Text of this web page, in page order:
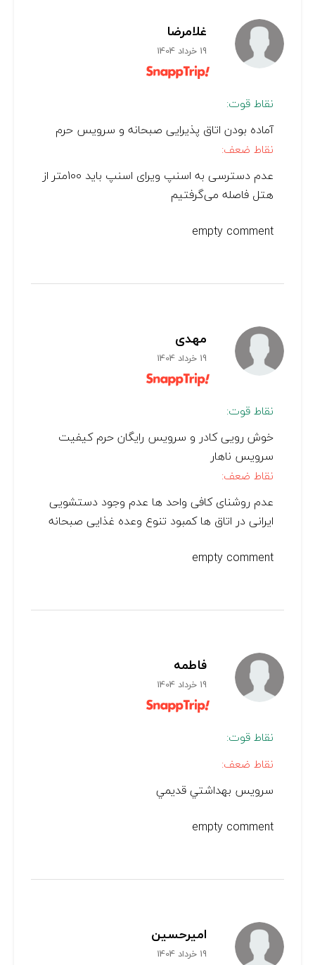
غلامرضا
19 خرداد 1404
نقاط قوت:
آماده بودن اتاق پذیرایی صبحانه و سرویس حرم
نقاط ضعف:
عدم دسترسی به اسنپ ویرای اسنپ باید 100متر از
هتل فاصله می‌گرفتیم
empty comment
مهدی
19 خرداد 1404
نقاط قوت:
خوش رویی کادر و سرویس رایگان حرم کیفیت
سرویس ناهار
نقاط ضعف:
عدم روشنای کافی واحد ها عدم وجود دستشویی
ایرانی در اتاق ها کمبود تنوع وعده غذایی صبحانه
empty comment
فاطمه
19 خرداد 1404
نقاط قوت:
نقاط ضعف:
سرويس بهداشتي قديمي
empty comment
اميرحسین‌
19 خرداد 1404